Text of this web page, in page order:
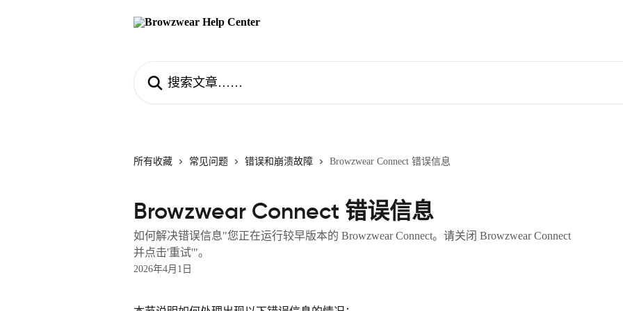
所有收藏 常见问题 错误和崩溃故障 Browzwear Connect 错误信息
Browzwear Connect 错误信息
如何解决错误信息"您正在运行较早版本的 Browzwear Connect。请关闭 Browzwear Connect
并点击'重试'"。
2026年4月1日